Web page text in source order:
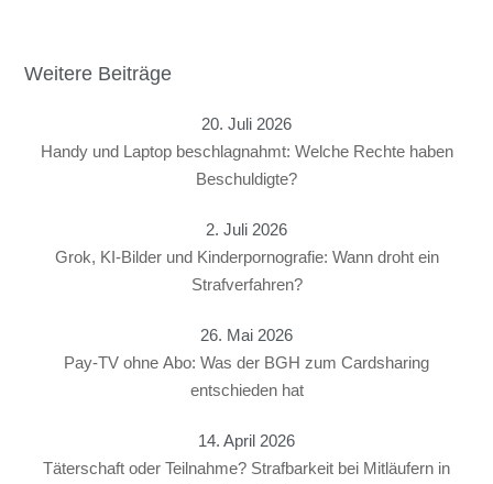
Weitere Beiträge
20. Juli 2026
Handy und Laptop beschlagnahmt: Welche Rechte haben
Beschuldigte?
2. Juli 2026
Grok, KI-Bilder und Kinderpornografie: Wann droht ein
Strafverfahren?
26. Mai 2026
Pay-TV ohne Abo: Was der BGH zum Cardsharing
entschieden hat
14. April 2026
Täterschaft oder Teilnahme? Strafbarkeit bei Mitläufern in